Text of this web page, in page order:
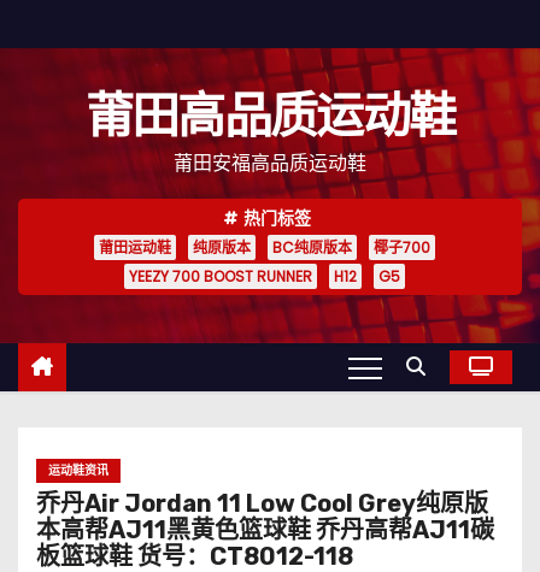
至
莆田高品质运动鞋
莆田安福高品质运动鞋
热门标签
莆田运动鞋 纯原版本 BC纯原版本
椰子700
YEEZY 700 BOOST RUNNER
H12 G5
运动鞋资讯
乔丹Air Jordan 11 Low Cool Grey纯原版
本高帮AJ11黑黄色篮球鞋 乔丹高帮AJ11碳
板篮球鞋 货号：CT8012-118